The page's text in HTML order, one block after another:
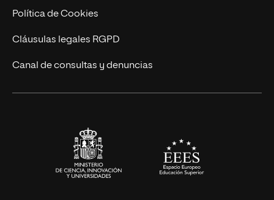
Cursos Universitarios
Actualidad
UNIR Revista
Eventos
Política de Cookies
Cláusulas legales RGPD
Canal de consultas y denuncias